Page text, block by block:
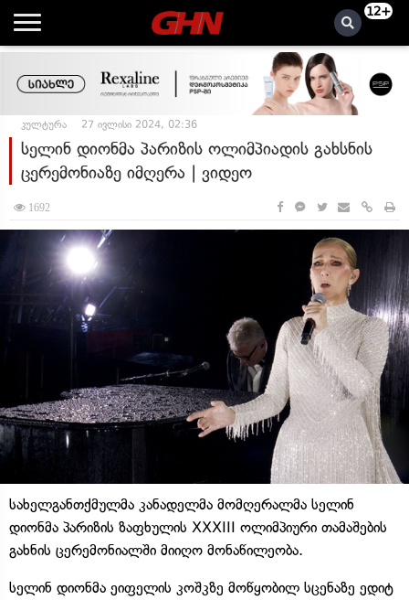
12+
კულტურა 27 ივლისი 2024, 02:36
სელინ დიონმა პარიზის ოლიმპიადის გახსნის
ცერემონიაზე იმღერა | ვიდეო
1692
სახელგანთქმულმა კანადელმა მომღერალმა სელინ
დიონმა პარიზის ზაფხულის XXXIII ოლიმპიური თამაშების
გახნის ცერემონიალში მიიღო მონაწილეობა.
სელინ დიონმა ეიფელის კოშკზე მოწყობილ სცენაზე ედიტ